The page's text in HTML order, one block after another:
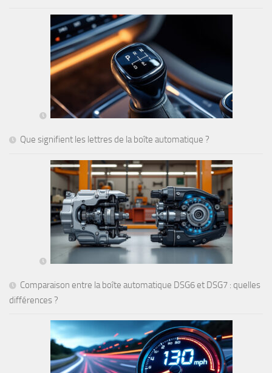
Que signifient les lettres de la boîte automatique ?
Comparaison entre la boîte automatique DSG6 et DSG7 : quelles
différences ?